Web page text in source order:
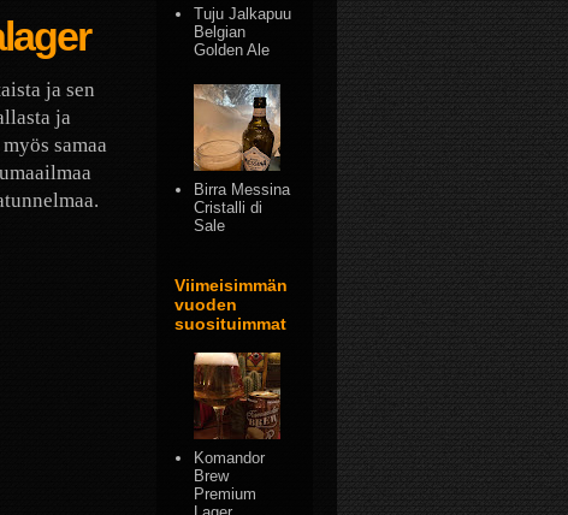
ja sen
ja
samaa
Tuju Jalkapuu
Belgian
Golden Ale
Birra Messina
Cristalli di
Sale
Viimeisimmän
vuoden
suosituimmat
Komandor
Brew
Premium